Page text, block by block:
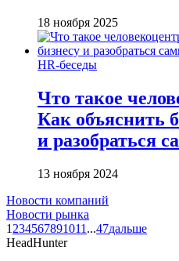
18 ноября 2025
HR-беседы
Что такое
Как объяснить
и разобраться
13 ноября 2024
Новости компаний
Новости рынка
1 234567891011 ...47дальше
HeadHunter